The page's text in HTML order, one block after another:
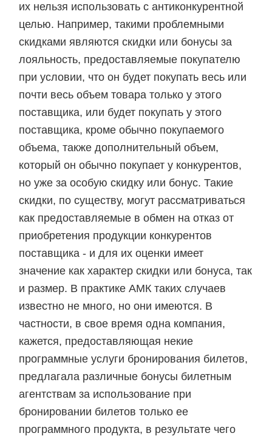
их нельзя использовать с антиконкурентной
целью. Например, такими проблемными
скидками являются скидки или бонусы за
лояльность, предоставляемые покупателю
при условии, что он будет покупать весь или
почти весь объем товара только у этого
поставщика, или будет покупать у этого
поставщика, кроме обычно покупаемого
объема, также дополнительный объем,
который он обычно покупает у конкурентов,
но уже за особую скидку или бонус. Такие
скидки, по существу, могут рассматриваться
как предоставляемые в обмен на отказ от
приобретения продукции конкурентов
поставщика - и для их оценки имеет
значение как характер скидки или бонуса, так
и размер. В практике АМК таких случаев
известно не много, но они имеются. В
частности, в свое время одна компания,
кажется, предоставляющая некие
программные услуги бронирования билетов,
предлагала различные бонусы билетным
агентствам за использование при
бронировании билетов только ее
программного продукта, в результате чего